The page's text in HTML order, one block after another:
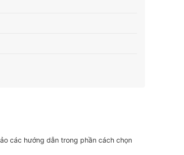
các hướng dẫn trong phần cách chọn